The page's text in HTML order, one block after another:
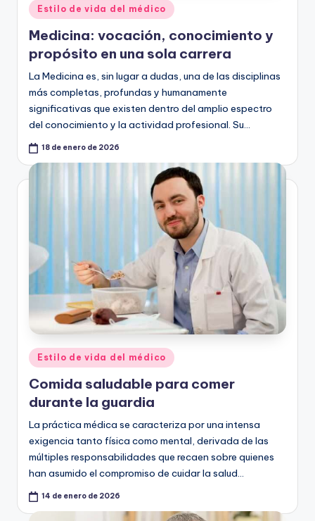
Publicado
en
Estilo de vida del médico
Medicina: vocación, conocimiento y
propósito en una sola carrera
La Medicina es, sin lugar a dudas, una de las disciplinas
más completas, profundas y humanamente
significativas que existen dentro del amplio espectro
del conocimiento y la actividad profesional. Su…
18 de enero de 2026
Publicado
en
Estilo de vida del médico
Comida saludable para comer
durante la guardia
La práctica médica se caracteriza por una intensa
exigencia tanto física como mental, derivada de las
múltiples responsabilidades que recaen sobre quienes
han asumido el compromiso de cuidar la salud…
14 de enero de 2026